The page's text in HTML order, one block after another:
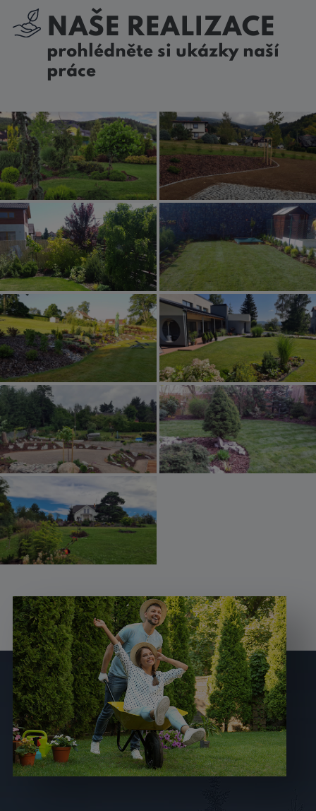
NAŠE REALIZACE
prohlédněte si ukázky naší
práce
Zobrazit realizaci
Rokytnice nad Nizerou
Zobrazit realizaci
Volně rostoucí živé ploty v Jičíně
Zobrazit realizaci
Realizace minizahrady Veltrusy
Zobrazit realizaci
Realizace trávníku a nové výsadby
v Liberci
Zobrazit realizaci
Realizace okrasné zahrady v
Liberci
Zobrazit realizaci
Realizace zahrady ve svahu na
Liberecku
Zobrazit realizaci
Realizace malé úpravy zahrady v
Mladé Boleslavi
Zobrazit realizaci
Realizace zahrady na Praze -
Západ
Zobrazit realizaci